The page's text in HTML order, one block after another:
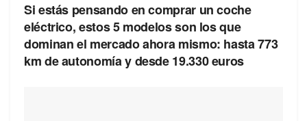
Si estás pensando en comprar un coche
eléctrico, estos 5 modelos son los que
dominan el mercado ahora mismo: hasta 773
km de autonomía y desde 19.330 euros